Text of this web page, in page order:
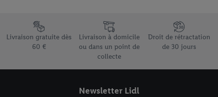
Élément du pied de page avec les différents arguments de
Livraison gratuite dès
60 €
Livraison à domicile
ou dans un point de
collecte
Droit de rétractation
de 30 jours
Newsletter Lidl
données. Vous trouverez les impressions ici.